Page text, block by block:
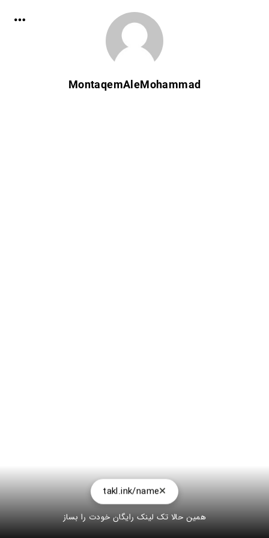
MontaqemAleMohammad
takl.ink/name
همین حالا تک لینک رایگان خودت را بساز